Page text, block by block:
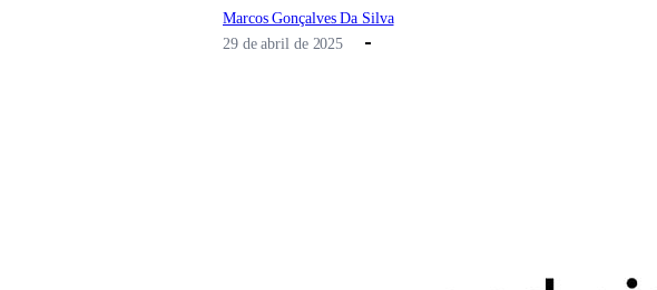
Marcos Gonçalves Da Silva
29 de abril de 2025